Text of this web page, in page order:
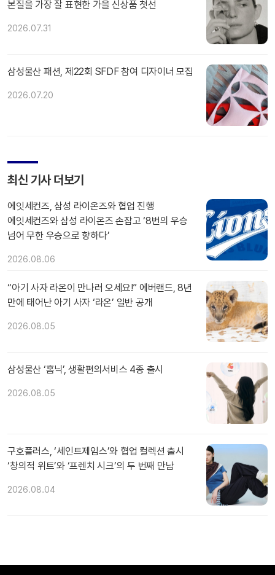
본질을 가장 잘 표현한 가을 신상품 첫선
2026.07.31
삼성물산 패션, 제22회 SFDF 참여 디자이너 모집
2026.07.20
최신 기사 더보기
에잇세컨즈, 삼성 라이온즈와 협업 진행
에잇세컨즈와 삼성 라이온즈 손잡고 ‘8번의 우승
넘어 무한 우승으로 향하다’
2026.08.06
“아기 사자 라온이 만나러 오세요!” 에버랜드, 8년
만에 태어난 아기 사자 ‘라온’ 일반 공개
2026.08.05
삼성물산 ‘홈닉’, 생활편의서비스 4종 출시
2026.08.05
구호플러스, ‘세인트제임스’와 협업 컬렉션 출시
‘창의적 위트’와 ‘프렌치 시크’의 두 번째 만남
2026.08.04